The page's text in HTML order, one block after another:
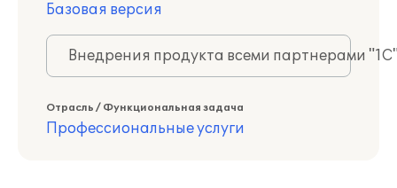
Базовая версия
Внедрения продукта всеми партнерами
Отрасль / Функциональная задача
Профессиональные услуги